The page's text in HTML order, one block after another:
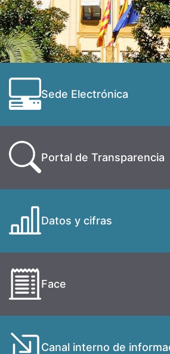
Sede Electrónica
Portal de Transparencia
Datos y cifras
Face
Canal interno de